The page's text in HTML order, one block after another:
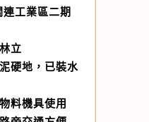
工業區二期
立
硬地，已裝水
料機具使用